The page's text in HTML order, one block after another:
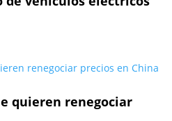
quieren renegociar